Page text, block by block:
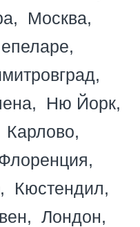
Москва
Ню Йорк
Карлово
Кюстендил
Лондон